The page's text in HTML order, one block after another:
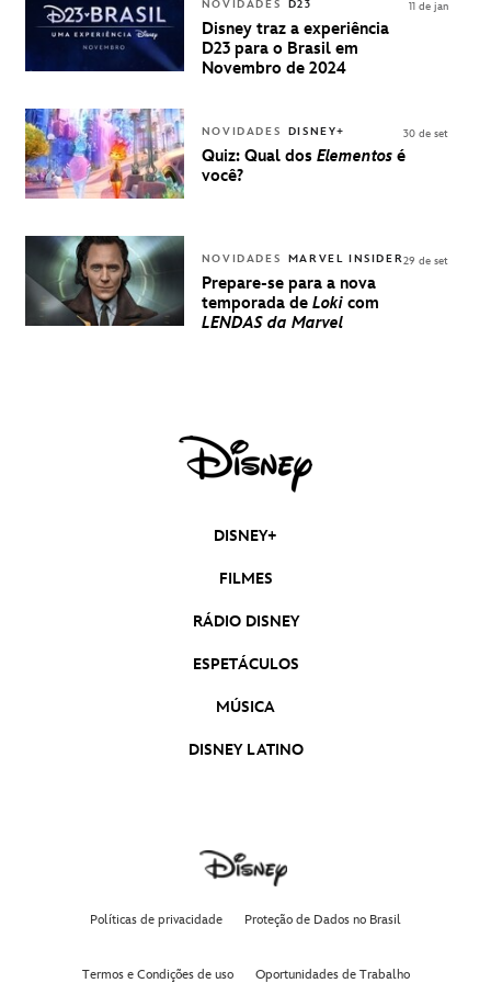
PARA A D23
BRASIL -
UMA
DISNEY
NOVIDADES D23
Disney traz a experiência
D23 para o Brasil em
Novembro de 2024
11 de jan
NOVIDADES DISNEY+
Quiz: Qual dos Elementos é
você?
30 de set
NOVIDADES MARVEL INSIDER
Prepare-se para a nova
temporada de Loki com
LENDAS da Marvel
29 de set
DISNEY+
FILMES
RÁDIO DISNEY
ESPETÁCULOS
MÚSICA
DISNEY LATINO
Políticas de privacidade Proteção de Dados no Brasil
Termos e Condições de uso Oportunidades de Trabalho